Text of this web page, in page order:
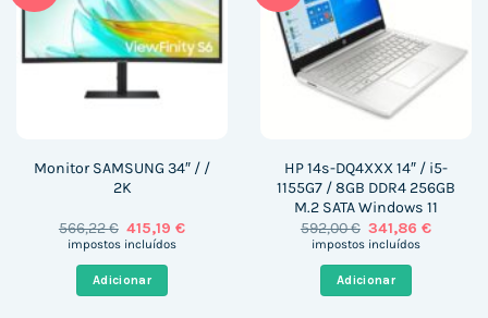
Monitor SAMSUNG 34″ / /
2K
566,22€ O
preço
566,22 €.
415,19€O
impostos incluídos
Adicionar
HP 14s-DQ4XXX 14″ / i5-
1155G7 / 8GB DDR4 256GB
M.2 SATA Windows 11
592,00€ O
preço
592,00 €.
341,86€O
impostos incluídos
Adicionar